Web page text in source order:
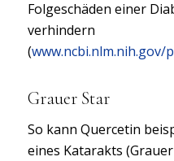
Folgeschäden einer
verhindern
(www.ncbi.nlm.nih.gov/
Grauer Star
So kann Quercetin
eines Katarakts